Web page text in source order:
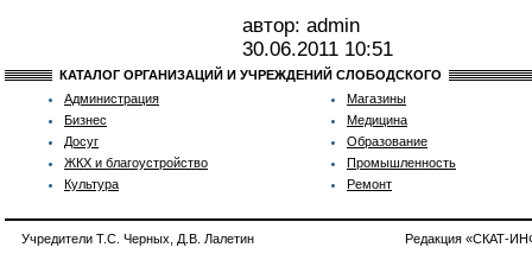
автор: admin
30.06.2011 10:51
КАТАЛОГ ОРГАНИЗАЦИЙ И УЧРЕЖДЕНИЙ СЛОБОДСКОГО
Администрация
Бизнес
Досуг
ЖКХ и благоустройство
Культура
Магазины
Медицина
Образование
Промышленность
Ремонт
Учредители Т.С. Черных, Д.В. Лалетин
Редакция «СКАТ-